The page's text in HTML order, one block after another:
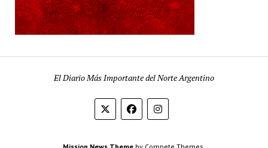
El Diario Más Importante del Norte Argentino